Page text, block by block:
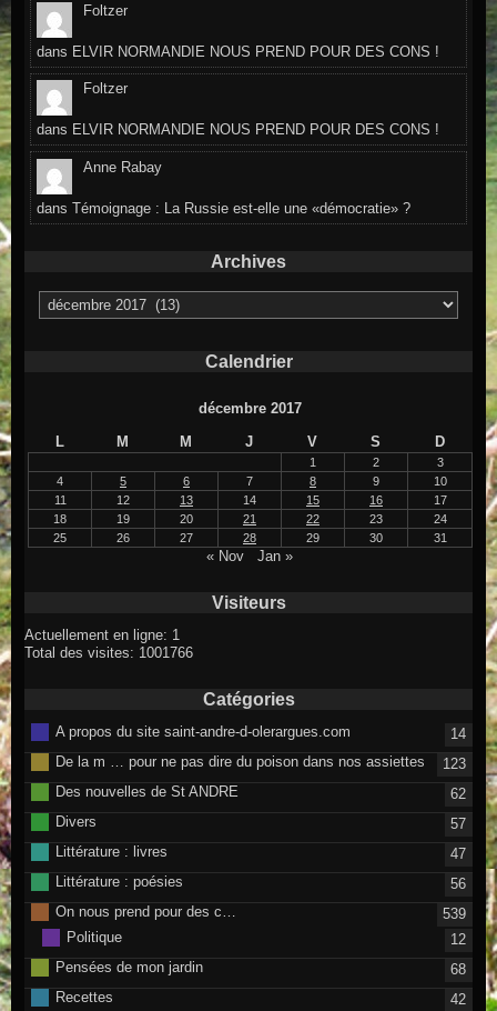
Foltzer
dans ELVIR NORMANDIE NOUS PREND POUR DES CONS !
Foltzer
dans ELVIR NORMANDIE NOUS PREND POUR DES CONS !
Anne Rabay
dansTémoignage : La Russie est-elle une «démocratie» ?
Archives
Archives
Calendrier
décembre 2017
L
M M J V S D
1 2
3
4
5 6 7 8 9
10
11
12 13 14 15 16
17
18
19 20 21 22 23
24
25
26 27 28 29 30 31
« Nov Jan »
Visiteurs
Actuellement en ligne: 1
Total des visites: 1001766
Catégories
A propos du site saint-andre-d-olerargues.com
14
De la m … pour ne pas dire du poison dans nos assiettes
123
Des nouvelles de St ANDRE
62
Divers
57
Littérature : livres
47
Littérature : poésies
56
On nous prend pour des c…
539
Politique
12
Pensées de mon jardin
68
Recettes
42